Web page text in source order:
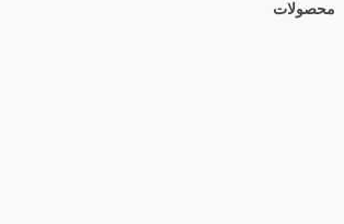
محصولات